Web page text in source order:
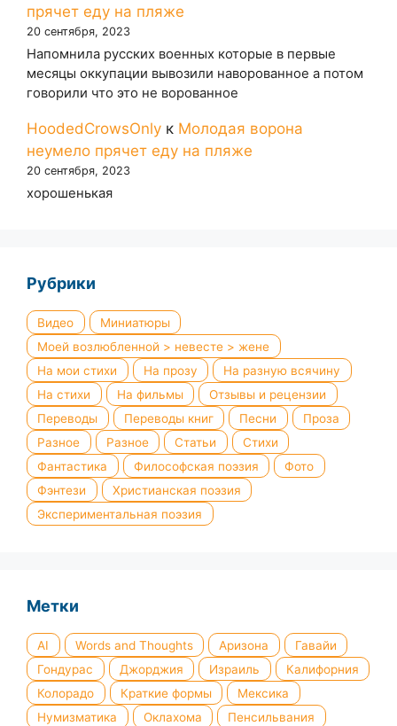
прячет еду на пляже
20 сентября, 2023
Напомнила русских военных которые в первые
месяцы оккупации вывозили наворованное а потом
говорили что это не ворованное
HoodedCrowsOnly к Молодая ворона
неумело прячет еду на пляже
20 сентября, 2023
хорошенькая
Рубрики
Видео
Миниатюры
Моей возлюбленной > невесте > жене
На мои стихи
На прозу
На разную всячину
На стихи
На фильмы
Отзывы и рецензии
Переводы
Переводы книг Песни
Проза
Разное
Разное Статьи
Стихи
Фантастика
Философская поэзия
Фото
Фэнтези
Христианская поэзия
Экспериментальная поэзия
Метки
AI Words and Thoughts Аризона
Гавайи
Гондурас
Джорджия Израиль
Калифорния
Колорадо
Краткие формы
Мексика
Нумизматика
Оклахома
Пенсильвания